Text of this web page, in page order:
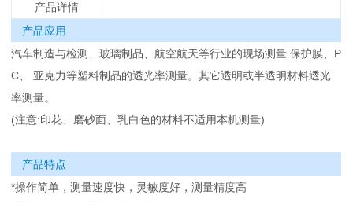
产品详情
产品应用
汽车制造与检测、玻璃制品、航空航天等行业的现场测量.保护膜、P
C、 亚克力等塑料制品的透光率测量。其它透明或半透明材料透光
率测量。
(注意:印花、磨砂面、乳白色的材料不适用本机测量)
产品特点
*操作简单，测量速度快，灵敏度好，测量精度高